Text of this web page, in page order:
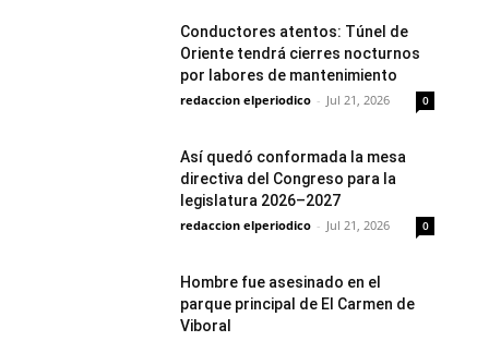
Conductores atentos: Túnel de
Oriente tendrá cierres nocturnos
por labores de mantenimiento
redaccion elperiodico - Jul 21, 2026 0
Así quedó conformada la mesa
directiva del Congreso para la
legislatura 2026–2027
redaccion elperiodico - Jul 21, 2026 0
Hombre fue asesinado en el
parque principal de El Carmen de
Viboral